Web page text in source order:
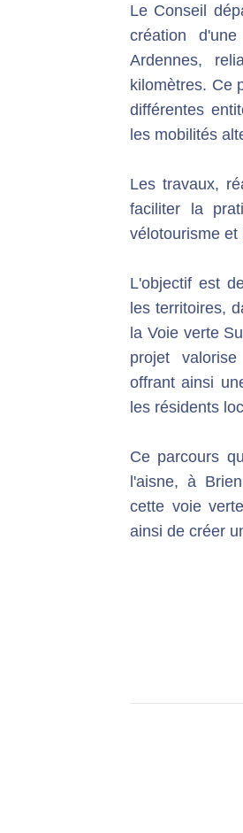
Le Conseil
création
Ardennes,
kilomètres. Ce
différentes
les mobilités
Les travaux,
faciliter la
vélotourisme et
L'objectif est
les territoires,
la Voie verte
projet
offrant ainsi
les résidents
Ce parcours
l'aisne, à
cette voie
ainsi de créer